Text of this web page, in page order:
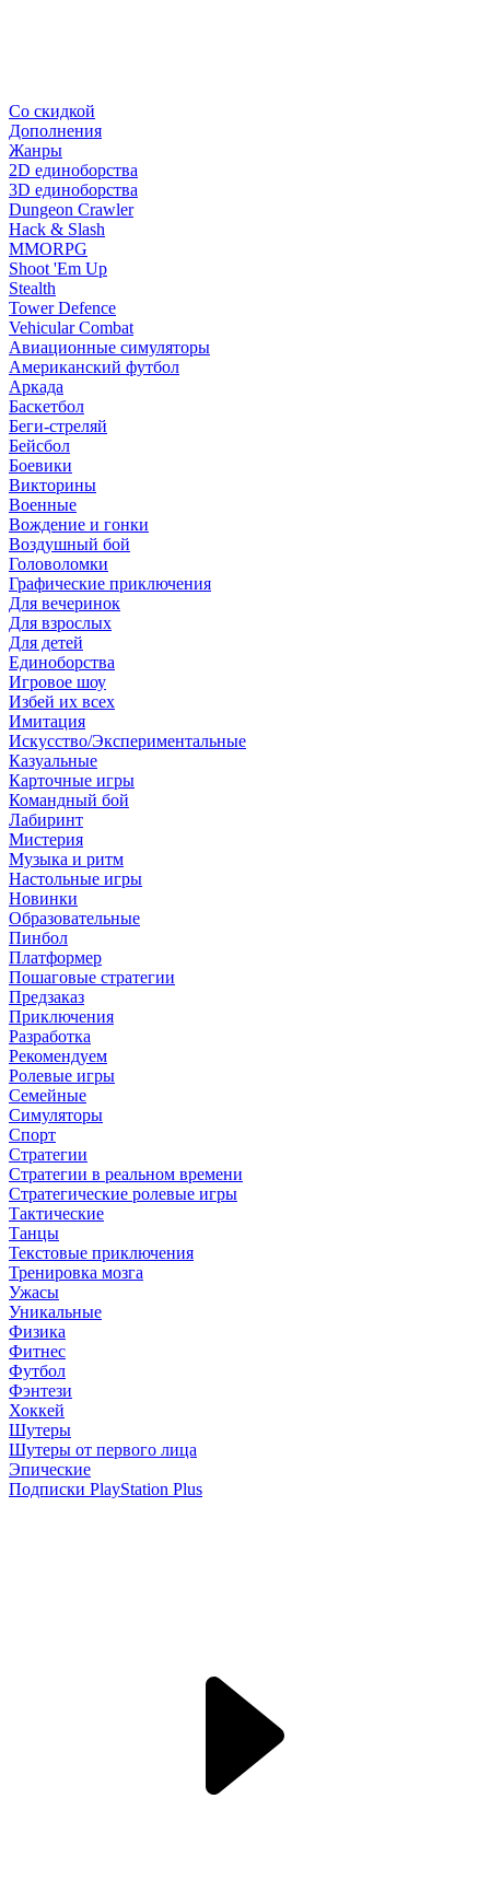
Со скидкой
Дополнения
Жанры
2D единоборства
3D единоборства
Dungeon Crawler
Hack & Slash
MMORPG
Shoot 'Em Up
Stealth
Tower Defence
Vehicular Combat
Авиационные симуляторы
Американский футбол
Аркада
Баскетбол
Беги-стреляй
Бейсбол
Боевики
Викторины
Военные
Вождение и гонки
Воздушный бой
Головоломки
Графические приключения
Для вечеринок
Для взрослых
Для детей
Единоборства
Игровое шоу
Избей их всех
Имитация
Искусство/Экспериментальные
Казуальные
Карточные игры
Командный бой
Лабиринт
Мистерия
Музыка и ритм
Настольные игры
Новинки
Образовательные
Пинбол
Платформер
Пошаговые стратегии
Предзаказ
Приключения
Разработка
Рекомендуем
Ролевые игры
Семейные
Симуляторы
Спорт
Стратегии
Стратегии в реальном времени
Стратегические ролевые игры
Тактические
Танцы
Текстовые приключения
Тренировка мозга
Ужасы
Уникальные
Физика
Фитнес
Футбол
Фэнтези
Хоккей
Шутеры
Шутеры от первого лица
Эпические
Подписки PlayStation Plus